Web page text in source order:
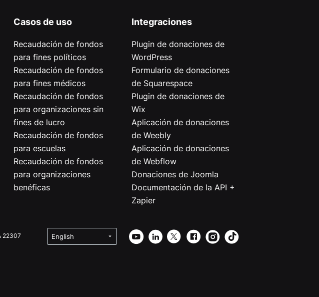
Casos de uso
Recaudación de fondos
para fines políticos
Recaudación de fondos
para fines médicos
Recaudación de fondos
para organizaciones sin
fines de lucro
Recaudación de fondos
para escuelas
Recaudación de fondos
para organizaciones
benéficas
Integraciones
Plugin de donaciones de
WordPress
Formulario de donaciones
de Squarespace
Plugin de donaciones de
Wix
Aplicación de donaciones
de Weebly
Aplicación de donaciones
de Webflow
Donaciones de Joomla
Documentación de la API +
Zapier
22307